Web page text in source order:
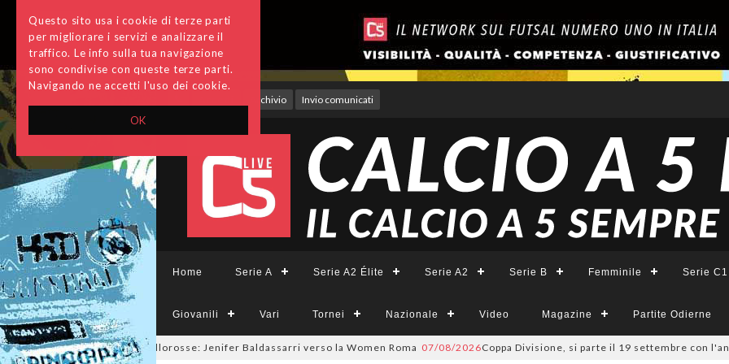
OK
Questo sito usa i cookie di terze parti
per migliorare i servizi e analizzare il
traffico. Le info sulla tua navigazione
sono condivise con queste terze parti.
Navigando ne accetti l'uso dei cookie.
Archivio Invio comunicati
Home Serie A Serie A2 Élite Serie A2 Serie B Femminile Serie C1
Giovanili Vari Tornei Nazionale Video Magazine Partite Odierne
#futsalmercato a tinte giallorosse: Jenifer Baldassarri verso la Women Roma 07/08/2026Coppa Divisione, si parte il 19 settembre con